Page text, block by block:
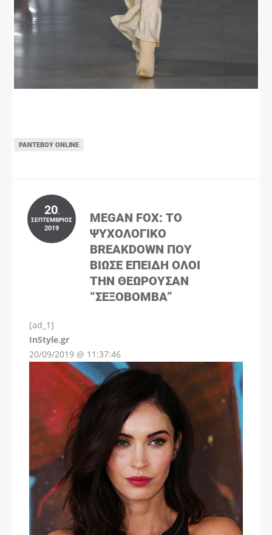
ΡΑΝΤΕΒΟΎ ONLINE
20.
ΣΕΠΤΈΜΒΡΙΟΣ
2019
MEGAN FOX: ΤΟ
ΨΥΧΟΛΟΓΙΚΌ
BREAKDOWN ΠΟΥ
ΒΊΩΣΕ ΕΠΕΙΔΉ ΌΛΟΙ
ΤΗΝ ΘΕΩΡΟΎΣΑΝ
“ΣΕΞΟΒΌΜΒΑ”
[ad_1]
InStyle.gr
20/09/2019 @ 11:37:46